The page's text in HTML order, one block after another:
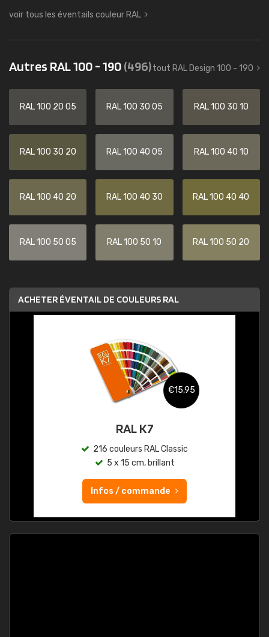
voir tous les éventails couleur RAL
Autres RAL 100 - 190(496)tout RAL Design 100 - 190
RAL 100 20 05 RAL 100 30 05 RAL 100 30 10
RAL 100 30 20 RAL 100 40 05 RAL 100 40 10
RAL 100 40 20 RAL 100 40 30 RAL 100 40 40
RAL 100 50 05 RAL 100 50 10 RAL 100 50 20
ACHETER ÉVENTAIL DE COULEURS RAL
€15,95
RAL K7
216 couleurs RAL Classic
5 x 15 cm, brillant
Infos / commande